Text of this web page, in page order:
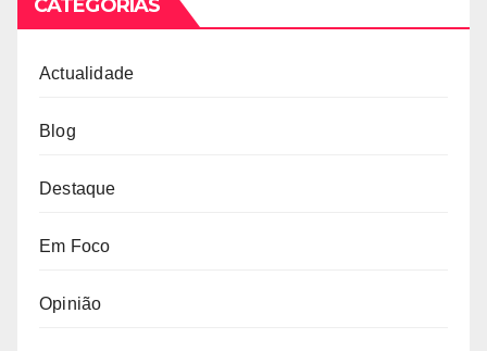
CATEGORIAS
Actualidade
Blog
Destaque
Em Foco
Opinião